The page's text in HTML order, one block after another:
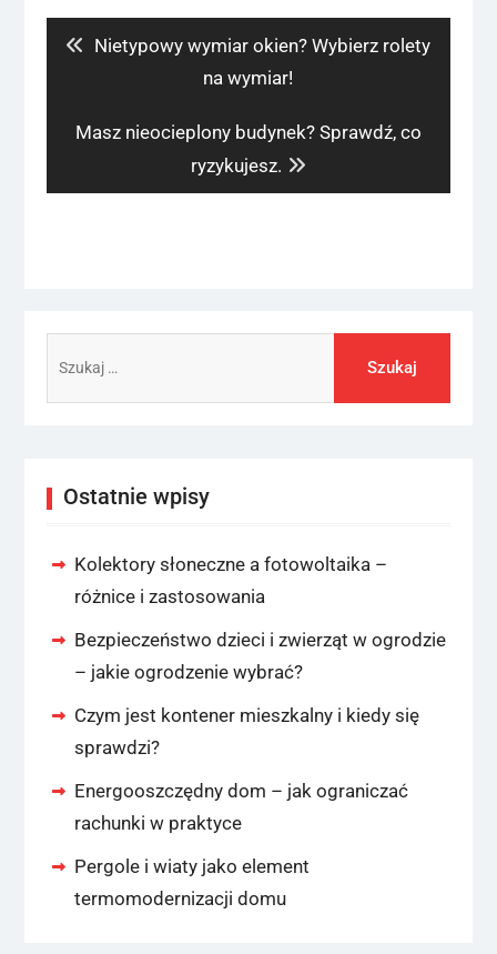
Previous
Nietypowy wymiar okien? Wybierz rolety
na wymiar!
Next
Masz nieocieplony budynek? Sprawdź, co
ryzykujesz.
Ostatnie wpisy
Kolektory słoneczne a fotowoltaika –
różnice i zastosowania
Bezpieczeństwo dzieci i zwierząt w ogrodzie
– jakie ogrodzenie wybrać?
Czym jest kontener mieszkalny i kiedy się
sprawdzi?
Energooszczędny dom – jak ograniczać
rachunki w praktyce
Pergole i wiaty jako element
termomodernizacji domu